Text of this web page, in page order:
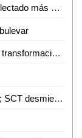
En Soledad, cuadrillas de limpieza han recolectado más de 10 toneladas de residuos por la fiesta futbolera
Entregarán 30 computadoras para impulsar transformación digital de negocios de la Huasteca
Red Metro en Valles seguirá siendo gratuita; SCT desmiente cobro de 12 pesos